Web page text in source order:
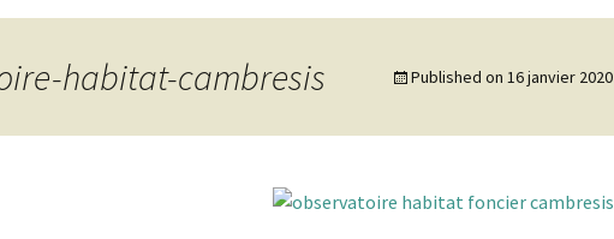
habitat-cambresis Published on 16 janvier 2020